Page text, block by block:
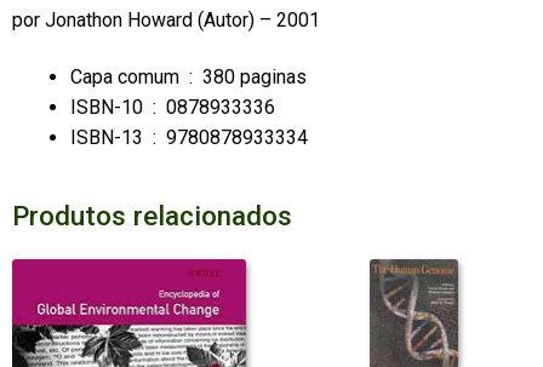
por Jonathon Howard (Autor) – 2001
Capa comum ‏ : ‎ 380 paginas
ISBN-10 ‏ : ‎ 0878933336
ISBN-13 ‏ : ‎ 9780878933334
Produtos relacionados